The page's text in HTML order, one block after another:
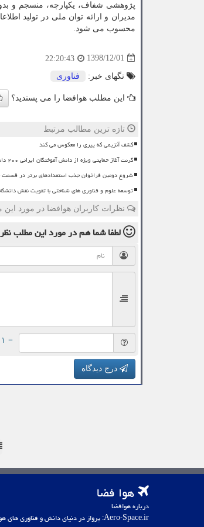
پژوهشی شفاف، یكپارچه، منسجم و
مدیران و ارائه توان ملی در تولید
محسوب می شود.
1398/12/01
22:20:43
تگهای خبر: فناوری
این مطلب هوافضا را می پسندید؟
تازه ترین مطالب مرتبط
کشف آنزیمی که پیری را معکوس می کند
گرنت آغاز حمایتی ویژه از دانش آموختگان ایرانی ۲۰۰ دانشگاه برتر جهان
شروع دومین فراخوان جذب استعدادهای برتر در
توسعه علوم و فناوری های شناختی با تقویت نقش
نظرات کاربران هوافضا در مورد
لطفا شما همدر مورد این مطلب
= ۱ بعلاوه ۱
درج دیدگاه
هوا فضا
درباره هوافضا
Aero-Space.ir: پرواز در دنیای دانش و فناوری های هوایی و فضایی، از زمین تا کهکشان